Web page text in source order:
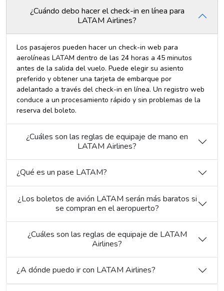
¿Cuándo debo hacer el check-in en línea para
LATAM Airlines?
Los pasajeros pueden hacer un check-in web para
aerolíneas LATAM dentro de las 24 horas a 45 minutos
antes de la salida del vuelo. Puede elegir su asiento
preferido y obtener una tarjeta de embarque por
adelantado a través del check-in en línea. Un registro web
conduce a un procesamiento rápido y sin problemas de la
reserva del boleto.
¿Cuáles son las reglas de equipaje de mano en
LATAM Airlines?
¿Qué es un pase LATAM?
¿Los boletos de avión LATAM serán más baratos si
se compran en el aeropuerto?
¿Cuáles son las reglas de equipaje de LATAM
Airlines?
¿A dónde puedo ir con LATAM Airlines?